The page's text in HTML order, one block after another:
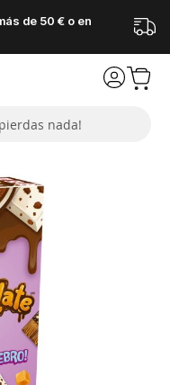
de 50 € o en